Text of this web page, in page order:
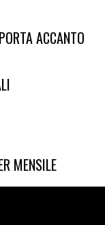
ACCANTO
MENSILE